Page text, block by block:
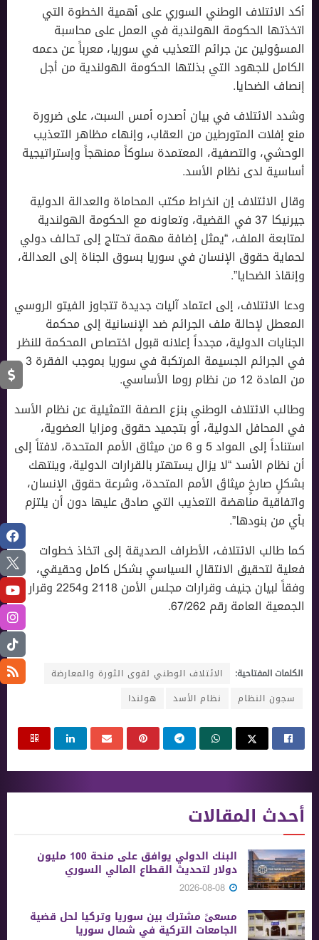
أكد الائتلاف الوطني السوري على أهمية الخطوة التي
اتخذتها الحكومة الهولندية في العمل على محاسبة
المسؤولين عن جرائم التعذيب في سوريا، معرباً عن دعمه
الكامل للجهود التي بذلتها الحكومة الهولندية من أجل
إنصاف الضحايا.
وشدد الائتلاف في بيان أصدره أمس السبت، على ضرورة
منع إفلات المتورطين من العقاب، وإنهاء مظاهر التعذيب
الوحشي، والتصفية، المعتمدة سلوكاً ممنهجاً وإستراتيجية
أساسية لدى نظام الأسد.
وقال الائتلاف إن انخراط مكتب المحاماة والعدالة الدولية
جيرنيكا 37 في القضية، وتعاونه مع الحكومة الهولندية
لمتابعة الملف، “يمثل إضافة مهمة تحتاج إلى تحالف دولي
لحماية حقوق الإنسان في سوريا بسوق الجناة إلى العدالة،
وإنقاذ الضحايا”.
ودعا الائتلاف، إلى اعتماد آليات جديدة تتجاوز الفيتو الروسي
المعطل لإحالة ملف الجرائم ضد الإنسانية إلى محكمة
الجنايات الدولية، مجدداً إعلانه قبول اختصاص المحكمة للنظر
في الجرائم الجسيمة المرتكبة في سوريا بموجب الفقرة 3
من المادة 12 من نظام روما الأساسي.
وطالب الائتلاف الوطني بنزع الصفة التمثيلية عن نظام الأسد
في المحافل الدولية، أو بتجميد حقوق ومزايا العضوية،
استناداً إلى المواد 5 و 6 من ميثاق الأمم المتحدة، لافتاً إلى
أن نظام الأسد “لا يزال يستهتر بالقرارات الدولية، وينتهك
بشكلٍ صارخٍ ميثاقَ الأمم المتحدة، وشرعة حقوق الإنسان،
واتفاقية مناهضة التعذيب التي صادق عليها دون أن يلتزم
بأي من بنودها”.
كما طالب الائتلاف، الأطراف الصديقة إلى اتخاذ خطوات
فعلية لتحقيق الانتقالِ السياسيِ بشكل كامل وحقيقي،
وفقاً لبيان جنيف وقرارات مجلس الأمن 2118 و2254 وقرار
الجمعية العامة رقم 67/262.
الكلمات المفتاحية:
الائتلاف الوطني لقوى الثورة والمعارضة
سجون النظام
نظام الأسد هولندا
أحدث المقالات
البنك الدولي يوافق على منحة 100 مليون
دولار لتحديث القطاع المالي السوري
مسعىً مشترك بين سوريا وتركيا لحل قضية
الجامعات التركية في شمال سوريا